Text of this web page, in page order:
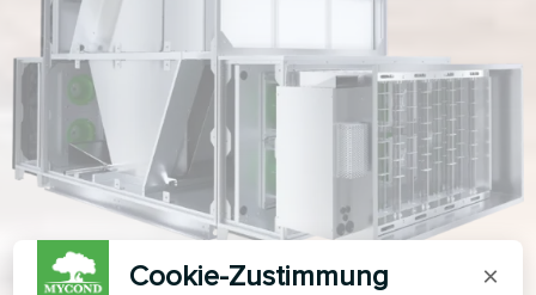
Cookie-Zustimmung ×